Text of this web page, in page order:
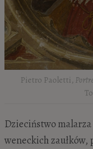
Pietro Paoletti,
Dzieciństwo
weneckich